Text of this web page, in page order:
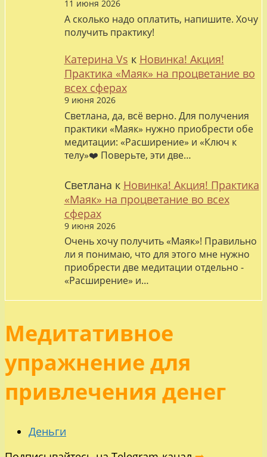
11 июня 2026
А сколько надо оплатить, напишите. Хочу
получить практику!
Катерина Vs к Новинка! Акция!
Практика «Маяк» на процветание во
всех сферах
9 июня 2026
Светлана, да, всё верно. Для получения
практики «Маяк» нужно приобрести обе
медитации: «Расширение» и «Ключ к
телу»❤️ Поверьте, эти две…
Светлана к Новинка! Акция! Практика
«Маяк» на процветание во всех
сферах
9 июня 2026
Очень хочу получить «Маяк»! Правильно
ли я понимаю, что для этого мне нужно
приобрести две медитации отдельно -
«Расширение» и…
Медитативное
упражнение для
привлечения денег
Деньги